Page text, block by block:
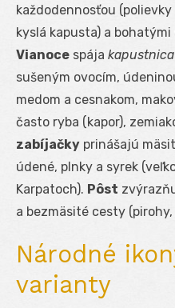
každodennosťou
kyslá kapusta) a
Vianoce spája kapustnica
sušeným ovocím,
medom a cesnakom,
často ryba (kapor),
zabíjačky prinášajú
údené, plnky a syrek
Karpatoch). Pôst
a bezmäsité cesty
Národné
varianty